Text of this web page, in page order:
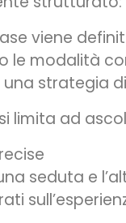
viene
le modalità
una strategia
limita ad
seduta e